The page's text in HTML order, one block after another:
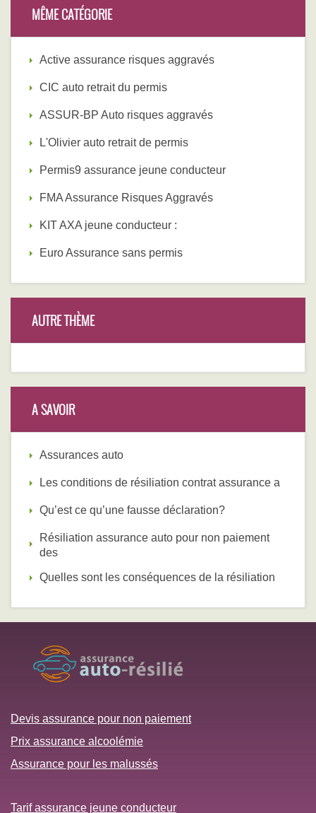
MÊME CATÉGORIE
Active assurance risques aggravés
CIC auto retrait du permis
ASSUR-BP Auto risques aggravés
L'Olivier auto retrait de permis
Permis9 assurance jeune conducteur
FMA Assurance Risques Aggravés
KIT AXA jeune conducteur :
Euro Assurance sans permis
AUTRE THÈME
A SAVOIR
Assurances auto
Les conditions de résiliation contrat assurance a
Qu’est ce qu’une fausse déclaration?
Résiliation assurance auto pour non paiement
des
Quelles sont les conséquences de la résiliation
Devis assurance pour non paiement
Prix assurance alcoolémie
Assurance pour les malussés
Tarif assurance jeune conducteur